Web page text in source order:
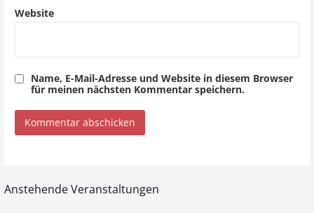
Website
Name, E-Mail-Adresse und Website in diesem Browser
für meinen nächsten Kommentar speichern.
Anstehende Veranstaltungen